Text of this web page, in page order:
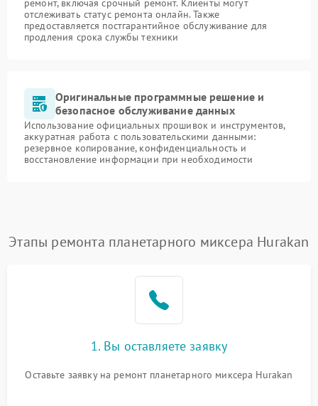
ремонт, включая срочный ремонт. Клиенты могут
отслеживать статус ремонта онлайн. Также
предоставляется постгарантийное обслуживание для
продления срока службы техники
Оригинальные программные решение и
безопасное обслуживание данных
Использование официальных прошивок и инструментов,
аккуратная работа с пользовательскими данными:
резервное копирование, конфиденциальность и
восстановление информации при необходимости
Этапы ремонта планетарного миксера Hurakan
1. Вы оставляете заявку
Оставьте заявку на ремонт планетарного миксера Hurakan